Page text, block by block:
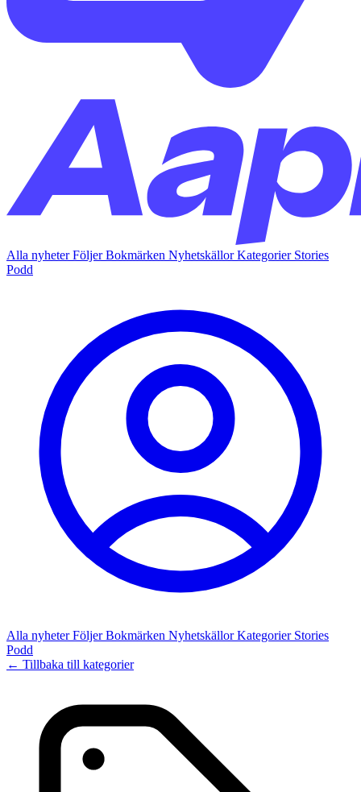
Alla nyheterFöljerBokmärken NyhetskällorKategorier Stories
Podd
Alla nyheterFöljerBokmärken NyhetskällorKategorier Stories
Podd
← Tillbaka till kategorier